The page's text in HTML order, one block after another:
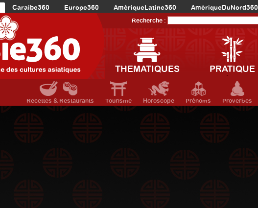
Caraibe360 Europe360 AmériqueLatine360 AmériqueDuNord360
Recherche :
THEMATIQUES PRATIQUE
Recettes & Restaurants Tourisme Horoscope Prénoms Proverbes